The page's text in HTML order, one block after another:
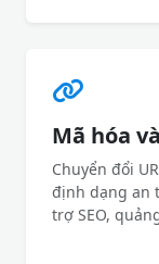
Mã hóa
Chuyển đổi
định dạng an
trợ SEO,